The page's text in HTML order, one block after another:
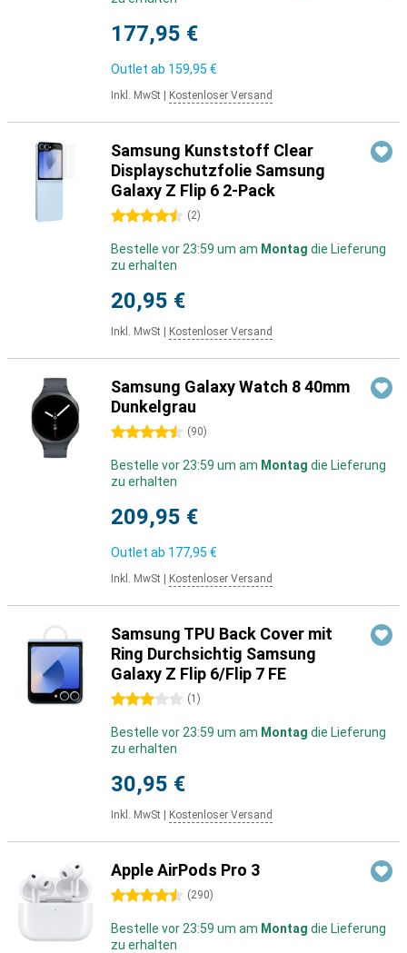
177,95 €
Outlet ab 159,95 €
Inkl. MwSt Kostenloser Versand
Samsung Kunststoff Clear
Displayschutzfolie Samsung
Galaxy Z Flip 6 2-Pack
4.5 Sterne (2)
Bestelle vor 23:59 um am Montag die Lieferung
zu erhalten
20,95 €
Inkl. MwSt Kostenloser Versand
Samsung Galaxy Watch 8 40mm
Dunkelgrau
4.5 Sterne (90)
Bestelle vor 23:59 um am Montag die Lieferung
zu erhalten
209,95 €
Outlet ab 177,95 €
Inkl. MwSt Kostenloser Versand
Samsung TPU Back Cover mit
Ring Durchsichtig Samsung
Galaxy Z Flip 6/Flip 7 FE
3 Sterne (1 )
Bestelle vor 23:59 um am Montag die Lieferung
zu erhalten
30,95 €
Inkl. MwSt Kostenloser Versand
Apple AirPods Pro 3
4.5 Sterne (290)
Bestelle vor 23:59 um am Montag die Lieferung
zu erhalten